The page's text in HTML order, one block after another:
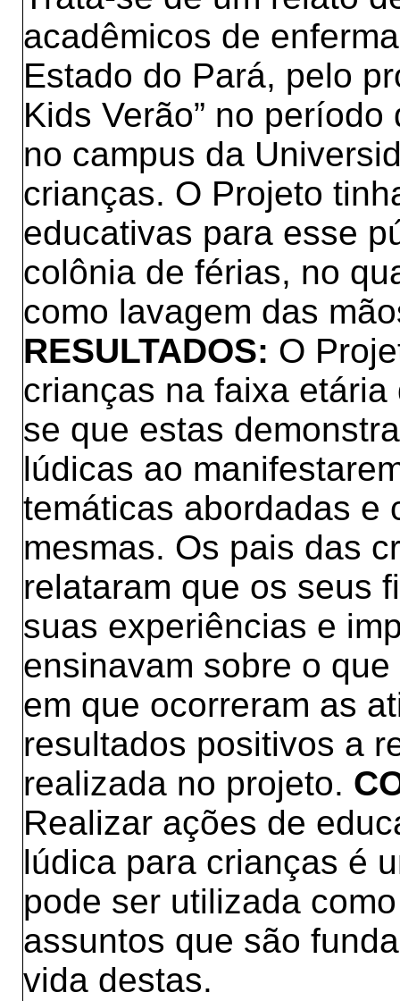
acadêmicos de
Estado do Pará, pelo
Kids Verão” no
no campus da
crianças. O Projeto
educativas para esse
colônia de férias, no
como lavagem das
RESULTADOS: O
crianças na faixa
se que estas
lúdicas ao
temáticas abordadas e
mesmas. Os pais das
relataram que os seus
suas experiências e
ensinavam sobre o
em que ocorreram as
resultados positivos a
realizada no projeto.
Realizar ações de
lúdica para crianças é
pode ser utilizada
assuntos que são
vida destas.